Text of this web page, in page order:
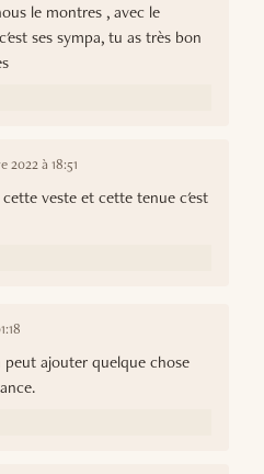
le montres , avec le
ses sympa, tu as très bon
2022 à 18:51
veste et cette tenue c'est
peut ajouter quelque chose